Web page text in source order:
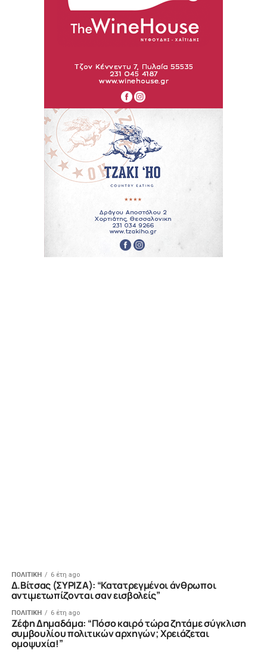
ΠΟΛΙΤΙΚΗ 6 έτη ago
Δ.Βίτσας (ΣΥΡΙΖΑ): “Κατατρεγμένοι άνθρωποι
αντιμετωπίζονται σαν εισβολείς”
ΠΟΛΙΤΙΚΗ 6 έτη ago
Zέφη Δημαδάμα: “Πόσο καιρό τώρα ζητάμε σύγκλιση
συμβουλίου πολιτικών αρχηγών; Χρειάζεται
ομοψυχία!”